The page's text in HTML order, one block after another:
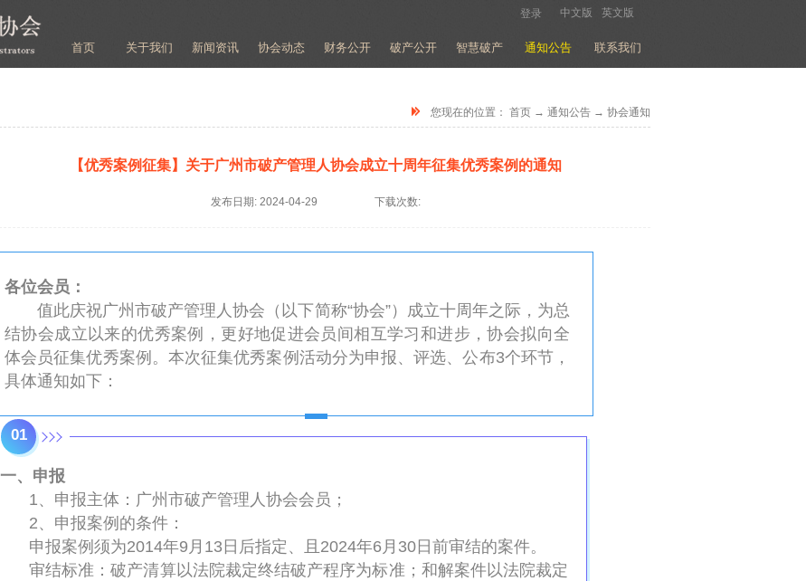
中文版 英文版
登录
首页 关于我们 新闻资讯 协会动态 财务公开 破产公开 智慧破产 通知公告 联系我们
您现在的位置： 首页 → 通知公告 → 协会通知
【优秀案例征集】关于广州市破产管理人协会成立十周年征集优秀案例的通知
发布日期: 2024-04-29 下载次数:
各位会员：
值此庆祝广州市破产管理人协会（以下简称“协会”）成立十周年之际，为总
结协会成立以来的优秀案例，更好地促进会员间相互学习和进步，协会拟向全
体会员征集优秀案例。本次征集优秀案例活动分为申报、评选、公布3个环节，
具体通知如下：
01
一、申报
1、申报主体：广州市破产管理人协会会员；
2、申报案例的条件：
申报案例须为2014年9月13日后指定、且2024年6月30日前审结的案件。
审结标准：破产清算以法院裁定终结破产程序为标准；和解案件以法院裁定